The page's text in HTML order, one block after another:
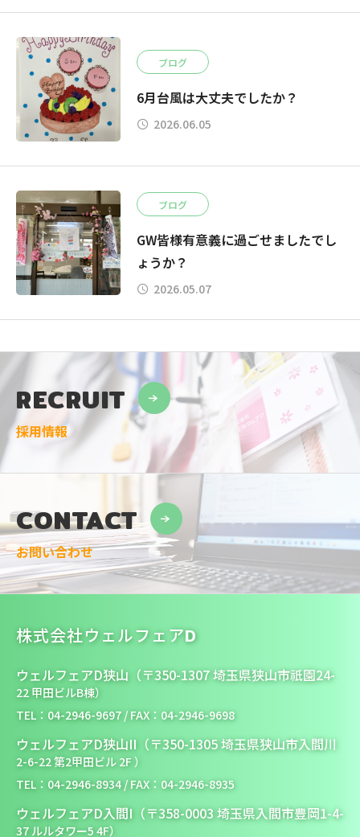
ブログ
6月台風は大丈夫でしたか？
2026.06.05
ブログ
GW皆様有意義に過ごせましたでし
ょうか？
2026.05.07
RECRUIT
採用情報
CONTACT
お問い合わせ
株式会社ウェルフェアD
ウェルフェアD狭山（〒350-1307 埼玉県狭山市祇園24-
22 甲田ビルB棟）
TEL：04-2946-9697 / FAX：04-2946-9698
ウェルフェアD狭山II（〒350-1305 埼玉県狭山市入間川
2-6-22 第2甲田ビル 2F ）
TEL：04-2946-8934 / FAX：04-2946-8935
ウェルフェアD入間I（〒358-0003 埼玉県入間市豊岡1-4-
37 ルルタワー5 4F）